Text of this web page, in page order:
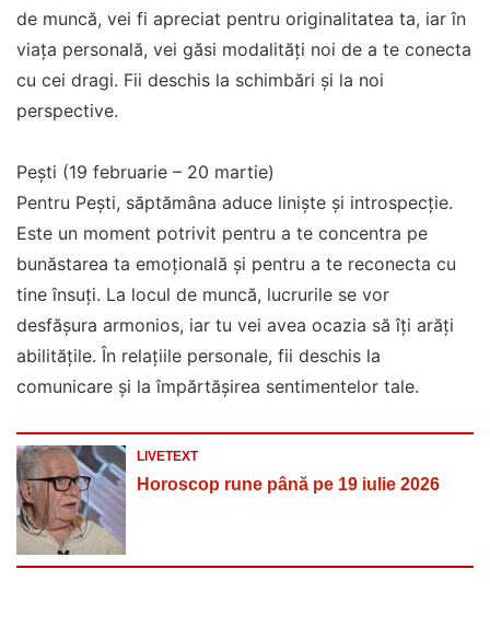
de muncă, vei fi apreciat pentru originalitatea ta, iar în
viața personală, vei găsi modalități noi de a te conecta
cu cei dragi. Fii deschis la schimbări și la noi
perspective.
Pești (19 februarie – 20 martie)
Pentru Pești, săptămâna aduce liniște și introspecție.
Este un moment potrivit pentru a te concentra pe
bunăstarea ta emoțională și pentru a te reconecta cu
tine însuți. La locul de muncă, lucrurile se vor
desfășura armonios, iar tu vei avea ocazia să îți arăți
abilitățile. În relațiile personale, fii deschis la
comunicare și la împărtășirea sentimentelor tale.
LIVETEXT
Horoscop rune până pe 19 iulie 2026